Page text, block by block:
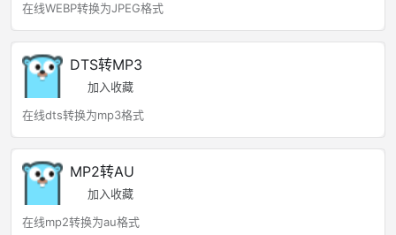
在线WEBP转换为JPEG格式
DTS转MP3
加入收藏
在线dts转换为mp3格式
MP2转AU
加入收藏
在线mp2转换为au格式